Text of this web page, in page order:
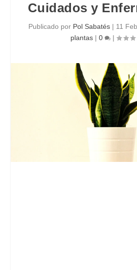
Cuidados y
Publicado por Pol Sabatés| 11
plantas | 0 |